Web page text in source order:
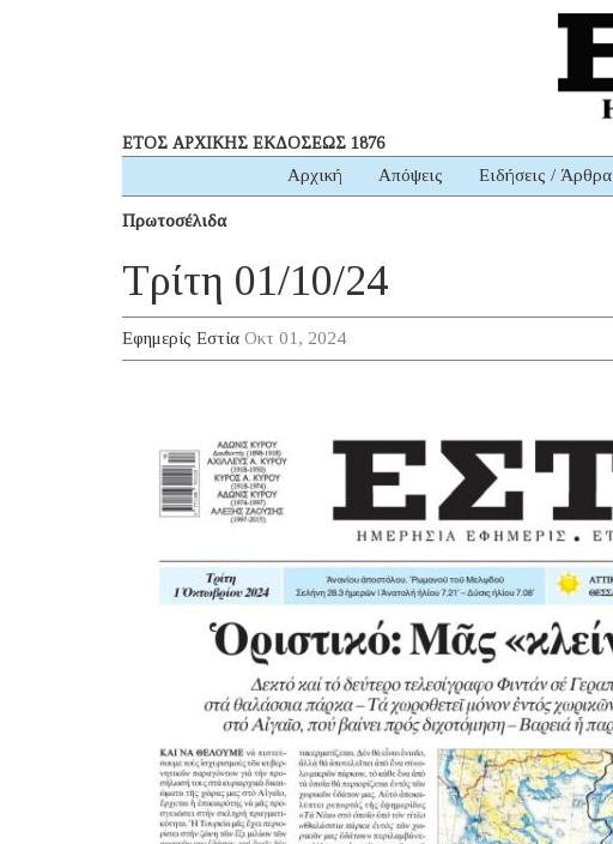
ΕΤΟΣ ΑΡΧΙΚΗΣ ΕΚΔΟΣΕΩΣ 1876
Αρχική Απόψεις Ειδήσεις / Άρθρα
Πρωτοσέλιδα
Τρίτη 01/10/24
Εφημερίς Εστία Οκτ 01, 2024